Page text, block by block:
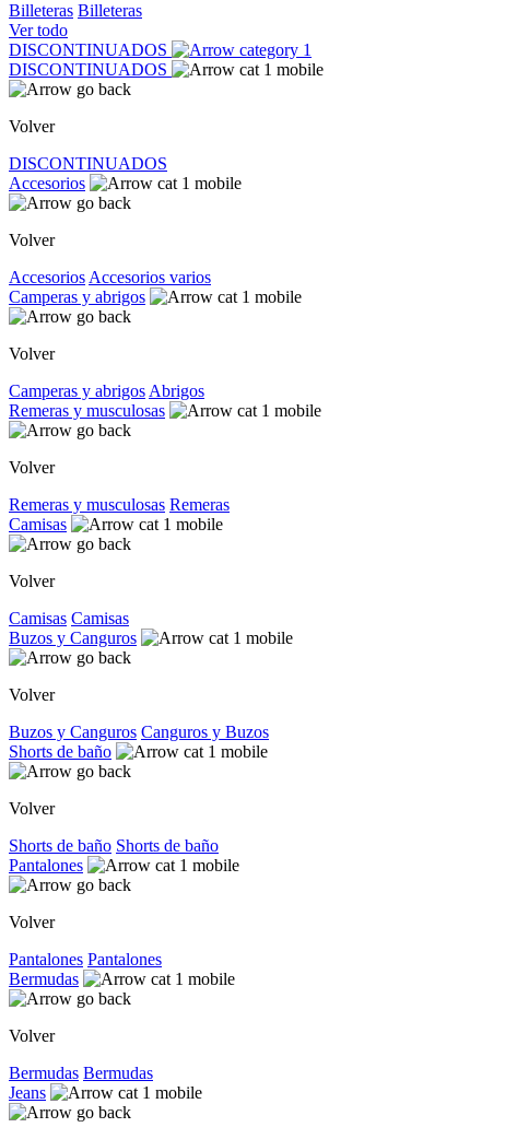
Billeteras Billeteras
Ver todo
DISCONTINUADOS
DISCONTINUADOS
Volver
DISCONTINUADOS
Accesorios
Volver
Accesorios Accesorios varios
Camperas y abrigos
Volver
Camperas y abrigos Abrigos
Remeras y musculosas
Volver
Remeras y musculosas Remeras
Camisas
Volver
Camisas Camisas
Buzos y Canguros
Volver
Buzos y Canguros Canguros y Buzos
Shorts de baño
Volver
Shorts de baño Shorts de baño
Pantalones
Volver
Pantalones Pantalones
Bermudas
Volver
Bermudas Bermudas
Jeans